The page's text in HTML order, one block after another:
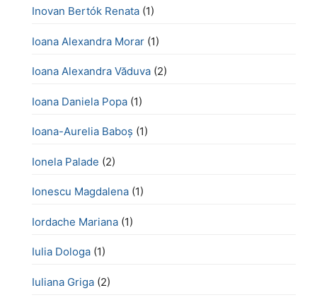
Inovan Bertók Renata (1)
Ioana Alexandra Morar (1)
Ioana Alexandra Văduva (2)
Ioana Daniela Popa (1)
Ioana-Aurelia Baboș (1)
Ionela Palade (2)
Ionescu Magdalena (1)
Iordache Mariana (1)
Iulia Dologa (1)
Iuliana Griga (2)